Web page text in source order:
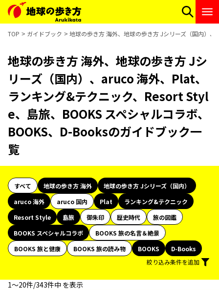
TOP ガイドブック 地球の歩き方 海外、地球の歩き方 Jシリーズ（国内）
地球の歩き方 海外、地球の歩き方 Jシ
リーズ（国内）、aruco 海外、Plat、
ランキング&テクニック、Resort Styl
e、島旅、BOOKS スペシャルコラボ、
BOOKS、D-Booksのガイドブック一
覧
すべて 地球の歩き方 海外
地球の歩き方 Jシリーズ（国内）
aruco 海外
aruco 国内 Plat
ランキング&テクニック
Resort Style
島旅 御朱印 歴史時代
旅の図鑑
BOOKS スペシャルコラボ
BOOKS 旅の名言＆絶景
BOOKS 旅と健康
BOOKS 旅の読み物 BOOKS
D-Books
絞り込み条件を追加
1〜20件/343件中 を表示